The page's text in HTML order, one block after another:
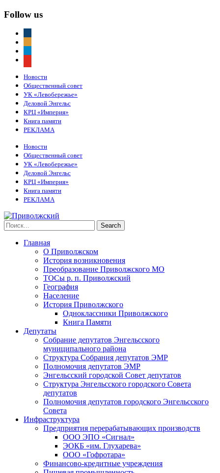
Follow us
Новости
Общественный совет
УК «Левобережье»
Деловой Энгельс
КРЦ «Империя»
Книга памяти
РЕКЛАМА
Новости
Общественный совет
УК «Левобережье»
Деловой Энгельс
КРЦ «Империя»
Книга памяти
РЕКЛАМА
Главная
О Приволжском
История возникновения
Преобразование Приволжского МО
ТОСы р. п. Приволжский
География
Население
История Приволжского
Одноклассники Приволжского
Книга Памяти
Депутаты
Собрание депутатов Энгельсского
муниципального района
Структура Собрания депутатов ЭМР
Полномочия депутатов ЭМР
Энгельсский городской Совет депутатов
Структура Энгельсского городского Совета
депутатов
Полномочия депутатов городского Энгельсского
Совета
Инфраструктура
Предприятия перерабатывающих производств
ООО ЭПО «Сигнал»
ЭОКБ «им. Глухарева»
ООО «Гофротара»
Финансово-кредитные учреждения